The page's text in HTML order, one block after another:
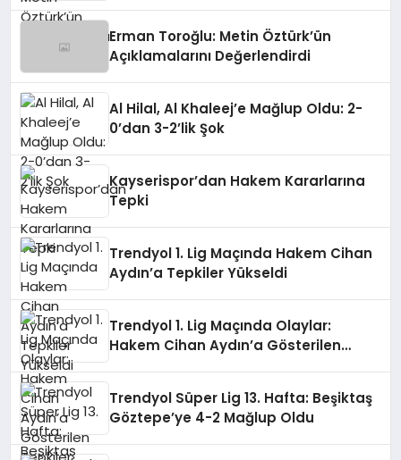
Erman Toroğlu: Metin Öztürk’ün
Açıklamalarını Değerlendirdi
Al Hilal, Al Khaleej’e Mağlup Oldu: 2-
0’dan 3-2’lik Şok
Kayserispor’dan Hakem Kararlarına
Tepki
Trendyol 1. Lig Maçında Hakem Cihan
Aydın’a Tepkiler Yükseldi
Trendyol 1. Lig Maçında Olaylar:
Hakem Cihan Aydın’a Gösterilen
Trendyol Süper Lig 13. Hafta: Beşiktaş
Göztepe’ye 4-2 Mağlup Oldu